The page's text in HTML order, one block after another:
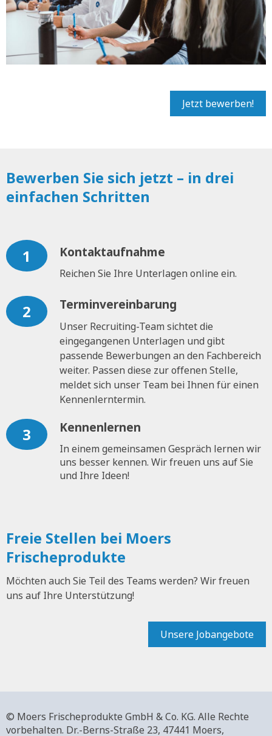
Jetzt bewerben!
Bewerben Sie sich jetzt – in drei
einfachen Schritten
1 Kontaktaufnahme
Reichen Sie Ihre Unterlagen online ein.
2 Terminvereinbarung
Unser Recruiting-Team sichtet die
eingegangenen Unterlagen und gibt
passende Bewerbungen an den Fachbereich
weiter. Passen diese zur offenen Stelle,
meldet sich unser Team bei Ihnen für einen
Kennenlerntermin.
3 Kennenlernen
In einem gemeinsamen Gespräch lernen wir
uns besser kennen. Wir freuen uns auf Sie
und Ihre Ideen!
Freie Stellen bei Moers
Frischeprodukte
Möchten auch Sie Teil des Teams werden? Wir freuen
uns auf Ihre Unterstützung!
Unsere Jobangebote
© Moers Frischeprodukte GmbH & Co. KG. Alle Rechte
vorbehalten. Dr.-Berns-Straße 23, 47441 Moers,